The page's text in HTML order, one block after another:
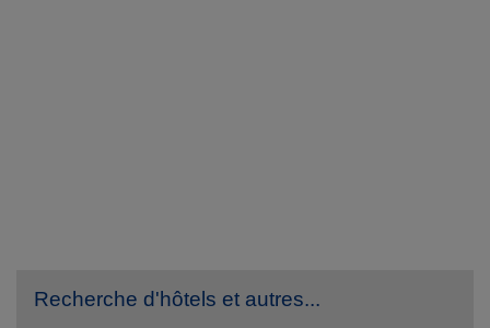
Recherche d'hôtels et autres...